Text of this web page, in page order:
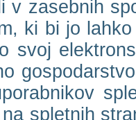
v zasebnih
ki bi jo
svoj
spletnih